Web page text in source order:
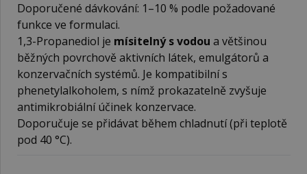
Doporučené dávkování: 1–10 % podle požadované
funkce ve formulaci.
1,3-Propanediol je mísitelný s vodou a většinou
běžných povrchově aktivních látek, emulgátorů a
konzervačních systémů. Je kompatibilní s
phenetylalkoholem, s nímž prokazatelně zvyšuje
antimikrobiální účinek konzervace.
Doporučuje se přidávat během chladnutí (při teplotě
pod 40 °C).